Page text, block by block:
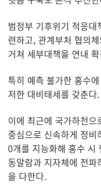
범정부 기후위기 적응
련하고, 관계부처 협의
거쳐 세부대책을 연내
특히 예측 불가한 홍수
저한 대비태세를 갖춘다.
이에 최근에 국가하천
중심으로 신속하게 정
0개를 지능화해 홍수 시
동알람과 지자체에 전
을 다한다.